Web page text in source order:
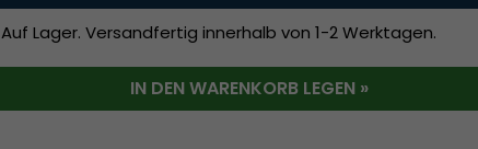
Auf Lager. Versandfertig innerhalb von 1-2 Werktagen.
IN DEN WARENKORB LEGEN »